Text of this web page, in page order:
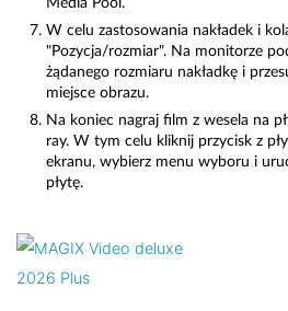
W celu zastosowania nakładek i
"Pozycja/rozmiar". Na monitorze
żądanego rozmiaru nakładkę i
miejsce obrazu.
Na koniec nagraj film z wesela na
ray. W tym celu kliknij przycisk z
ekranu, wybierz menu wyboru i
płytę.